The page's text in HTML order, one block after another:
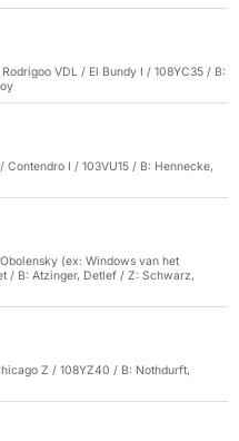
VDL / El Bundy I / 108YC35 / B:
I / 103VU15 / B: Hennecke,
(ex: Windows van het
/ B: Atzinger, Detlef / Z: Schwarz,
Z / 108YZ40 / B: Nothdurft,